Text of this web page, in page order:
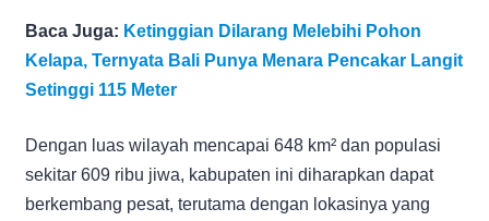
Baca Juga: Ketinggian Dilarang Melebihi Pohon
Kelapa, Ternyata Bali Punya Menara Pencakar Langit
Setinggi 115 Meter
Dengan luas wilayah mencapai 648 km² dan populasi
sekitar 609 ribu jiwa, kabupaten ini diharapkan dapat
berkembang pesat, terutama dengan lokasinya yang